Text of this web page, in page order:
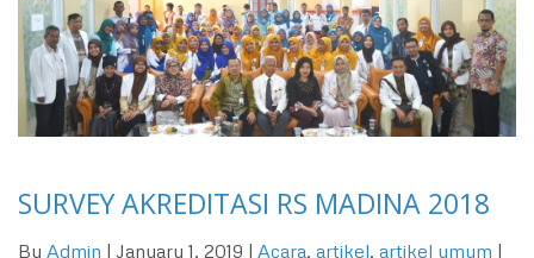
SURVEY AKREDITASI RS MADINA 2018
By Admin | January 1, 2019 | Acara, artikel, artikel umum |